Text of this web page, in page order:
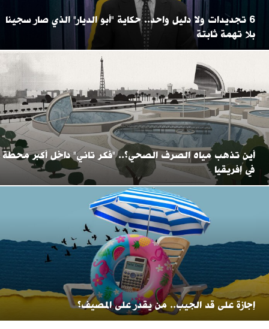
6 تجديدات ولا دليل واحد.. حكاية "أبو الديار" الذي صار سجينا
بلا تهمة ثابتة
أين تذهب مياه الصرف الصحي؟.. "فكر تاني" داخل أكبر محطة
في إفريقيا
إجازة على قد الجيب.. من يقدر على المصيف؟